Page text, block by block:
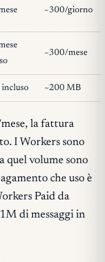
~300/giorno
~300/mese
incluso ~200 MB
la fattura
I Workers sono
volume sono
che uso è
Paid da
di messaggi in